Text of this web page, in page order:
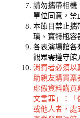
請勿攜帶相機
單位同意，禁
本節目禁止攜
璃、寶特瓶容
各表演場館各
觀眾需遵守館
消費者必須以
助親友購買票
虛假資料購買
文書罪」：「
或他人者，處